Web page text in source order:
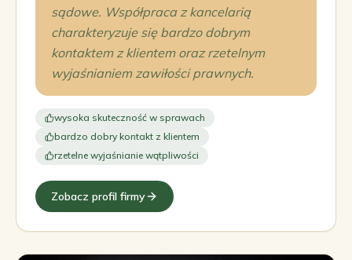
sądowe. Współpraca z kancelarią
charakteryzuje się bardzo dobrym
kontaktem z klientem oraz rzetelnym
wyjaśnianiem zawiłości prawnych.
wysoka skuteczność w sprawach
bardzo dobry kontakt z klientem
rzetelne wyjaśnianie wątpliwości
Zobacz profil firmy